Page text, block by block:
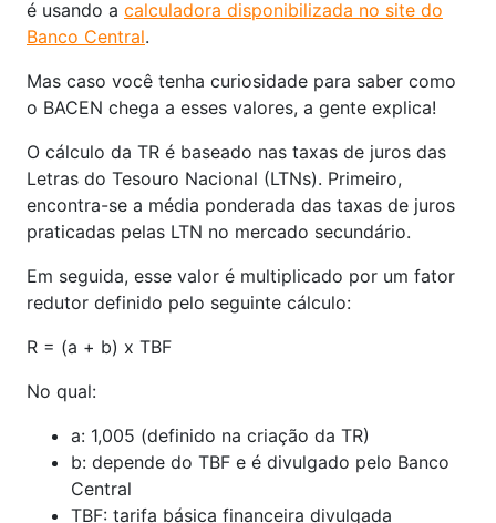
é usando a calculadora disponibilizada no site do
Banco Central.
Mas caso você tenha curiosidade para saber como
o BACEN chega a esses valores, a gente explica!
O cálculo da TR é baseado nas taxas de juros das
Letras do Tesouro Nacional (LTNs). Primeiro,
encontra-se a média ponderada das taxas de juros
praticadas pelas LTN no mercado secundário.
Em seguida, esse valor é multiplicado por um fator
redutor definido pelo seguinte cálculo:
R = (a + b) x TBF
No qual:
a: 1,005 (definido na criação da TR)
b: depende do TBF e é divulgado pelo Banco
Central
TBF: tarifa básica financeira divulgada